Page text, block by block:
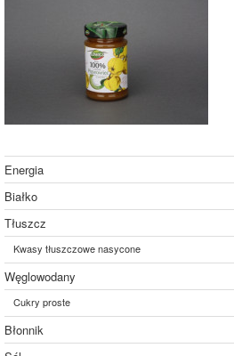
Energia
Białko
Tłuszcz
Kwasy tłuszczowe nasycone
Węglowodany
Cukry proste
Błonnik